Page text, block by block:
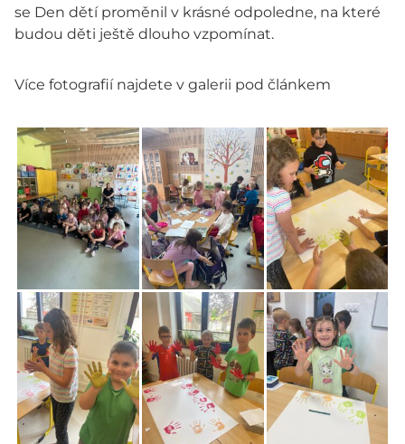
se Den dětí proměnil v krásné odpoledne, na které
budou děti ještě dlouho vzpomínat.
Více fotografií najdete v galerii pod článkem